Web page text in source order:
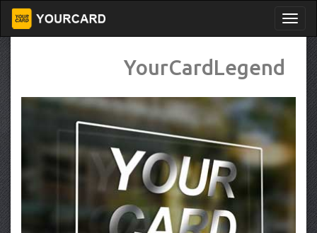
YourCardLegend